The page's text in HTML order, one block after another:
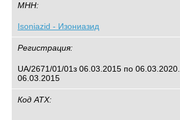
МНН:
Isoniazid - Изониазид
Регистрация:
UA/2671/01/01з 06.03.2015 по 06.03.2020.
06.03.2015
Код АТХ: